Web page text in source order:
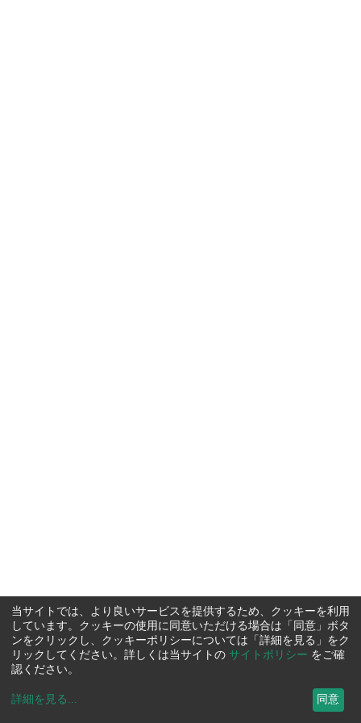
当サイトでは、より良いサービスを提供するため、クッキーを利用
しています。クッキーの使用に同意いただける場合は「同意」ボタ
ンをクリックし、クッキーポリシーについては「詳細を見る」をク
リックしてください。詳しくは当サイトの サイトポリシー をご確
認ください。
詳細を見る ... 同意